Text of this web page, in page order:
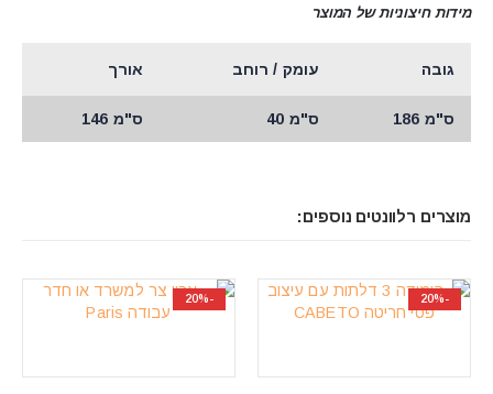
מידות חיצוניות של המוצר
גובה עומק / רוחב אורך
ס"מ 186 ס"מ 40 ס"מ 146
מוצרים רלוונטים נוספים:
-20%
-20%